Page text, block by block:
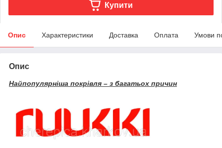
Купити
Опис Характеристики Доставка Оплата Умови
Опис
Найпопулярніша покрівля – з багатьох причин